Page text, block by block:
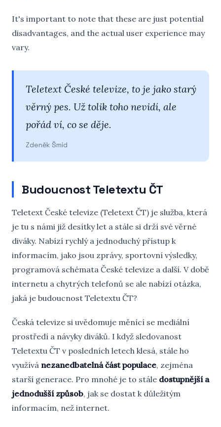
It's important to note that these are just potential
disadvantages, and the actual user experience may
vary.
Teletext České televize, to je jako starý
věrný pes. Už tolik toho nevidí, ale
pořád ví, co se děje.
Zdeněk Šmíd
Budoucnost Teletextu ČT
Teletext České televize (Teletext ČT) je služba, která
je tu s námi již desítky let a stále si drží své věrné
diváky. Nabízí rychlý a jednoduchý přístup k
informacím, jako jsou zprávy, sportovní výsledky,
programová schémata České televize a další. V době
internetu a chytrých telefonů se ale nabízí otázka,
jaká je budoucnost Teletextu ČT?
Česká televize si uvědomuje měnící se mediální
prostředí a návyky diváků. I když sledovanost
Teletextu ČT v posledních letech klesá, stále ho
využívá nezanedbatelná část populace, zejména
starší generace. Pro mnohé je to stále dostupnější a
jednodušší způsob, jak se dostat k důležitým
informacím, než internet.